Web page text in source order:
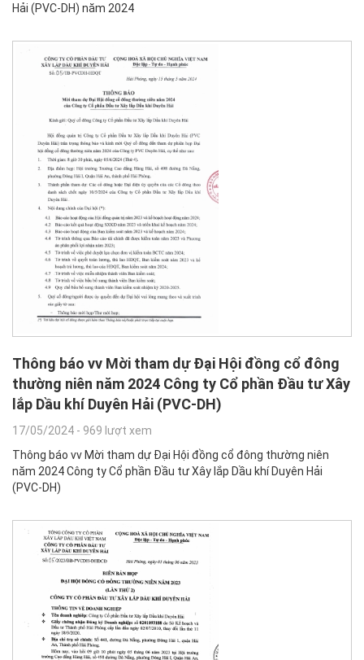
Hải (PVC-DH) năm 2024
Thông báo vv Mời tham dự Đại Hội đồng cổ đông
thường niên năm 2024 Công ty Cổ phần Đầu tư Xây
lắp Dầu khí Duyên Hải (PVC-DH)
17/05/2024 - 969 lượt xem
Thông báo vv Mời tham dự Đại Hội đồng cổ đông thường niên
năm 2024 Công ty Cổ phần Đầu tư Xây lắp Dầu khí Duyên Hải
(PVC-DH)